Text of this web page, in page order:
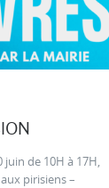
juin de 10H à 17H,
pirisiens –